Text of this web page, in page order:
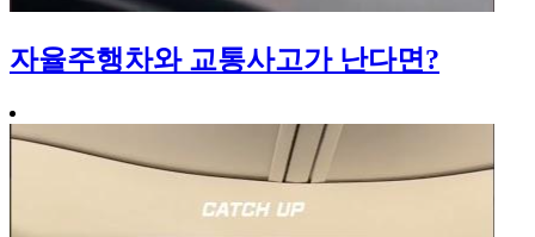
자율주행차와 교통사고가 난다면?